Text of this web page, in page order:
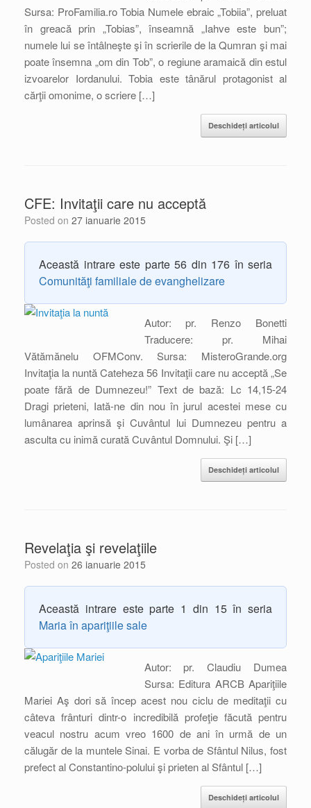
Sursa: ProFamilia.ro Tobia Numele ebraic „Tobiia”, preluat
în greacă prin „Tobias”, înseamnă „Iahve este bun”;
numele lui se întâlneşte şi în scrierile de la Qumran şi mai
poate însemna „om din Tob”, o regiune aramaică din estul
izvoarelor Iordanului. Tobia este tânărul protagonist al
cărţii omonime, o scriere […]
Deschideți articolul
CFE: Invitaţii care nu acceptă
Posted on 27 ianuarie 2015
Această intrare este parte 56 din 176 în seria
Comunităţi familiale de evanghelizare
Autor: pr. Renzo Bonetti
Traducere: pr. Mihai
Vătămănelu OFMConv. Sursa: MisteroGrande.org
Invitaţia la nuntă Cateheza 56 Invitaţii care nu acceptă „Se
poate fără de Dumnezeu!” Text de bază: Lc 14,15-24
Dragi prieteni, Iată-ne din nou în jurul acestei mese cu
lumânarea aprinsă şi Cuvântul lui Dumnezeu pentru a
asculta cu inimă curată Cuvântul Domnului. Şi […]
Deschideți articolul
Revelaţia şi revelaţiile
Posted on 26 ianuarie 2015
Această intrare este parte 1 din 15 în seria
Maria în apariţiile sale
Autor: pr. Claudiu Dumea
Sursa: Editura ARCB Apariţiile
Mariei Aş dori să încep acest nou ciclu de meditaţii cu
câteva frânturi dintr-o incredibilă profeţie făcută pentru
veacul nostru acum vreo 1600 de ani în urmă de un
călugăr de la muntele Sinai. E vorba de Sfântul Nilus, fost
prefect al Constantino-polului şi prieten al Sfântul […]
Deschideți articolul